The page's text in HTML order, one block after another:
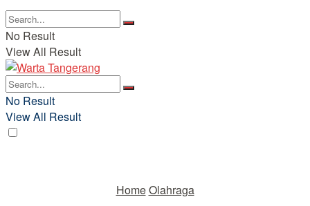
No Result
View All Result
No Result
View All Result
HomeOlahraga